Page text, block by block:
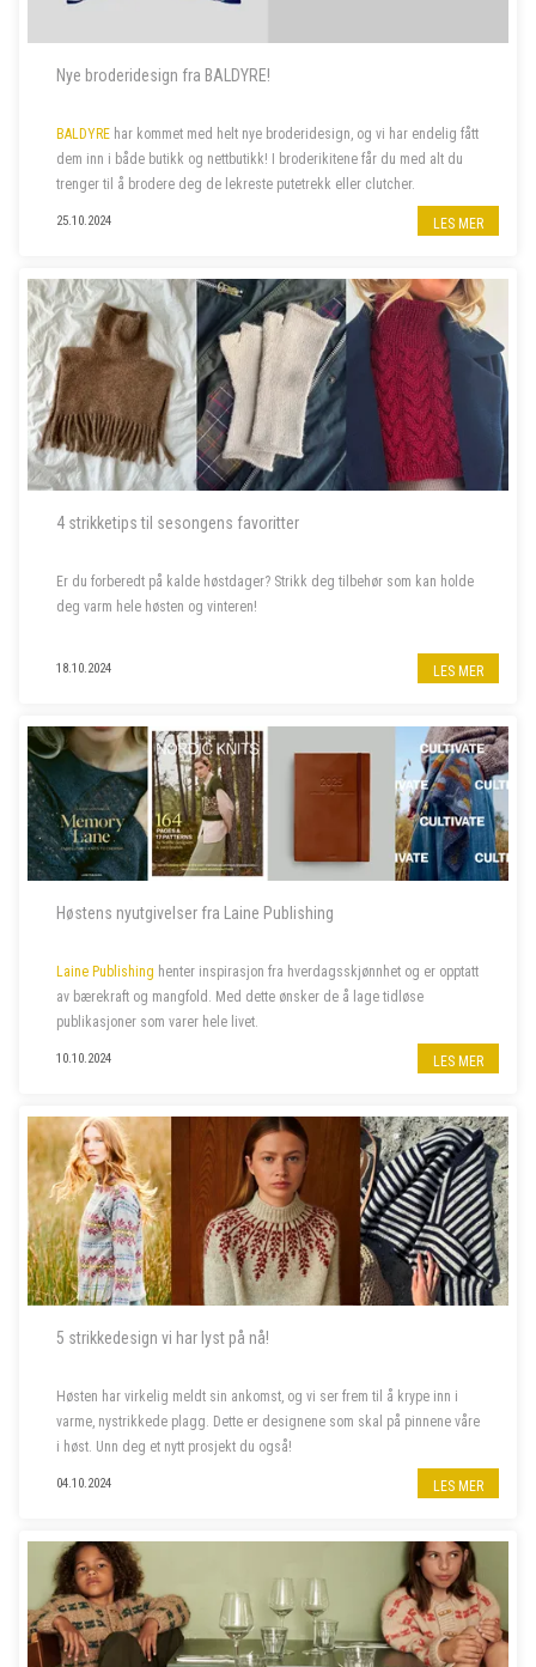
Nye broderidesign fra BALDYRE!
BALDYRE har kommet med helt nye broderidesign, og vi har endelig fått
dem inn i både butikk og nettbutikk! I broderikitene får du med alt du
trenger til å brodere deg de lekreste putetrekk eller clutcher.
25.10.2024 LES MER
4 strikketips til sesongens favoritter
Er du forberedt på kalde høstdager? Strikk deg tilbehør som kan holde
deg varm hele høsten og vinteren!
18.10.2024 LES MER
Høstens nyutgivelser fra Laine Publishing
Laine Publishing henter inspirasjon fra hverdagsskjønnhet og er opptatt
av bærekraft og mangfold. Med dette ønsker de å lage tidløse
publikasjoner som varer hele livet.
10.10.2024 LES MER
5 strikkedesign vi har lyst på nå!
Høsten har virkelig meldt sin ankomst, og vi ser frem til å krype inn i
varme, nystrikkede plagg. Dette er designene som skal på pinnene våre
i høst. Unn deg et nytt prosjekt du også!
04.10.2024 LES MER